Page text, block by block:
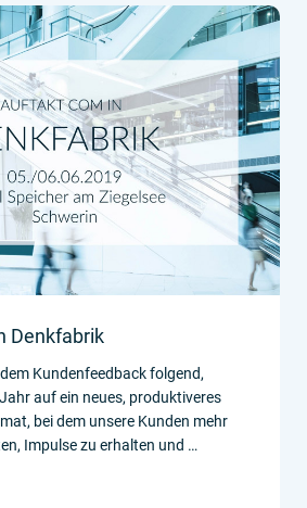
Denkfabrik
Kundenfeedback folgend,
auf ein neues, produktiveres
bei dem unsere Kunden mehr
Impulse zu erhalten und …